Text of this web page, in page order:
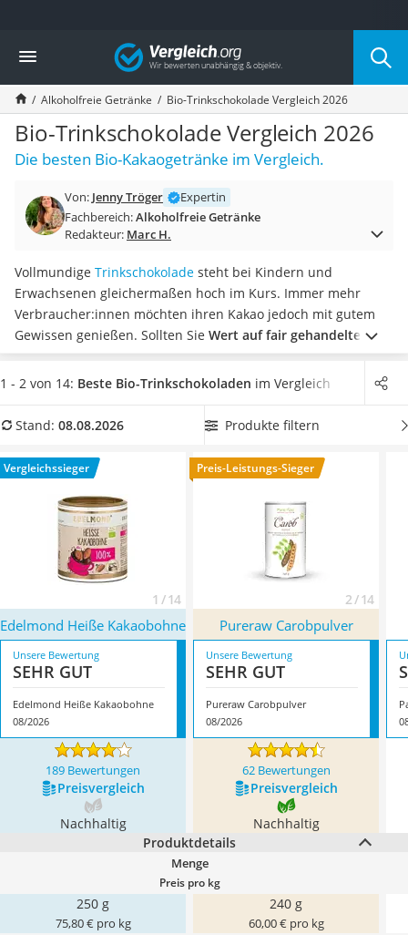
Die beliebtesten Vergleiche nach Kategorie
Lebensmittel
Schwarzkümmelöl
Knäckebrot
Schwarzkümmelöl-Kapseln
Manukahonig
Eiklar
Balsamico-Essig
Schwarzkümmelöl bio
Honig
Gemüsebrühe
Eiskaffee-Pulver
Irischer Whiskey
Grapefruitkernextrakt
Matcha-Set
MCT-Öl
Erythrit
Müsli ohne Zuckerzusatz
Vergleich
Alkoholfreie Getränke Bio-Trinkschokolade Vergleich 2026
Bio-Trinkschokolade Vergleich 2026
Die besten Bio-Kakaogetränke im Vergleich.
Von: Jenny Tröger
Expertin
Fachbereich:Alkoholfreie Getränke
Redakteur: Marc H.
Vollmundige Trinkschokolade steht bei Kindern und
Erwachsenen gleichermaßen hoch im Kurs. Immer mehr
Verbraucher:innen möchten ihren Kakao jedoch mit gutem
Gewissen genießen. Sollten Sie Wert auf fair gehandelte und
nachhaltige Produkte aus biologischem Anbaulegen, dann
entscheiden Sie sich am besten für eine Bio-Trinkschokolade.
ohne Zucker aus, falls Ihnen eine gesunde Ernährung wichtig
Tests im Netz sollten Sie zudem auf den Kaloriengehalt
achten. Überzeugt hat uns hier im August 2026 besonders
das ModellEdelmond Heiße Kakaobohne* mit seinen
Eigenschaften.
1 - 2 von 14: Beste Bio-Trinkschokoladen im Vergleich
Stand: 08.08.2026 Produkte filtern
Vergleichssieger
1 / 14
Preis-Leistungs-Sieger
2 / 14
Edelmond Heiße Kakaobohne Pureraw Carobpulver
Unsere Bewertung
SEHR GUT
Edelmond Heiße Kakaobohne
08/2026
Unsere Bewertung
SEHR GUT
Pureraw Carobpulver
08/2026
189 Bewertungen 62 Bewertungen
Preis­vergleich Preis­vergleich
Nachhaltig
Nachhaltig
Produktdetails
Menge
Preis pro kg
250 g
75,80 € pro kg
240 g
60,00 € pro kg